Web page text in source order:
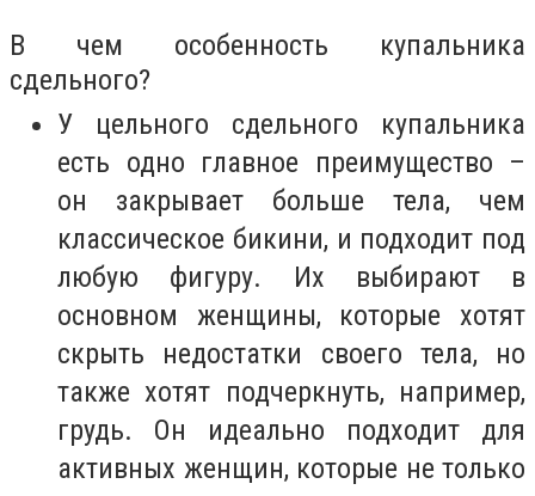
В чем особенность купальника
сдельного?
У цельного сдельного купальника
есть одно главное преимущество –
он закрывает больше тела, чем
классическое бикини, и подходит под
любую фигуру. Их выбирают в
основном женщины, которые хотят
скрыть недостатки своего тела, но
также хотят подчеркнуть, например,
грудь. Он идеально подходит для
активных женщин, которые не только